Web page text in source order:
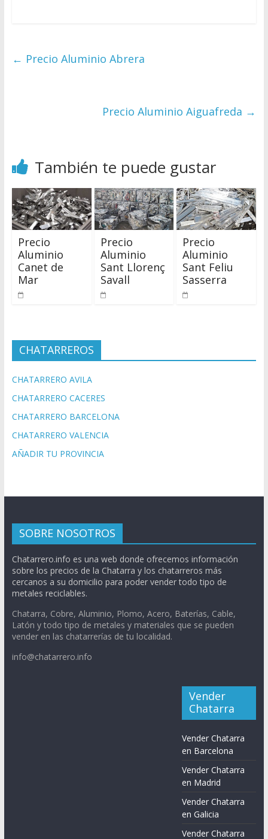
← Precio Aluminio Abrera
Precio Aluminio Aiguafreda →
También te puede gustar
Precio
Aluminio
Canet de
Mar
Precio
Aluminio
Sant Llorenç
Savall
Precio
Aluminio
Sant Feliu
Sasserra
CHATARREROS
CHATARRERO AVILA
CHATARRERO CACERES
CHATARRERO BARCELONA
CHATARRERO VALENCIA
AÑADIR TU PROVINCIA
SOBRE NOSOTROS
Chatarrero.info es una web donde ofrecemos información
sobre los precios de la Chatarra y los chatarreros más
cercanos a su domicilio para poder vender todo tipo de
metales reciclables.
Chatarra, Cobre, Aluminio, Plomo, Acero, Baterías, Cable,
Latón y todo tipo de metales y materiales que se pueden
vender en las chatarrerías de tu localidad.
info@chatarrero.info
Vender
Chatarra
Vender Chatarra
en Barcelona
Vender Chatarra
en Madrid
Vender Chatarra
en Galicia
Vender Chatarra